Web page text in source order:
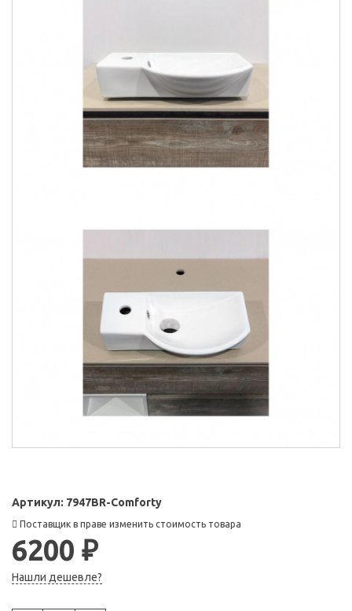
Артикул: 7947BR-Comforty
Поставщик в праве изменить стоимость товара
6200 ₽
Нашли дешевле?